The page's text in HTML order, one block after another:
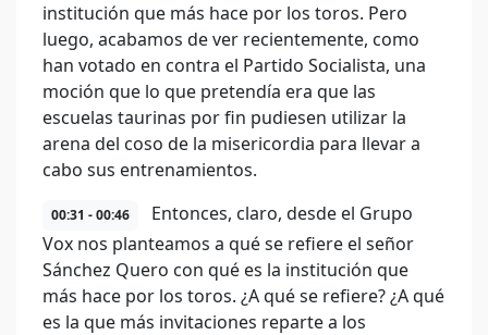
institución que más hace por los toros. Pero
luego, acabamos de ver recientemente, como
han votado en contra el Partido Socialista, una
moción que lo que pretendía era que las
escuelas taurinas por fin pudiesen utilizar la
arena del coso de la misericordia para llevar a
cabo sus entrenamientos.
00:31 - 00:46
Entonces, claro, desde el Grupo
Vox nos planteamos a qué se refiere el señor
Sánchez Quero con qué es la institución que
más hace por los toros. ¿A qué se refiere? ¿A qué
es la que más invitaciones reparte a los